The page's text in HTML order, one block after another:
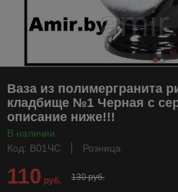
Ваза из полимергранита
кладбище №1 Черная с
описание ниже!!!
В наличии
Код: В01ЧС
Розница
110 руб. 130 руб.